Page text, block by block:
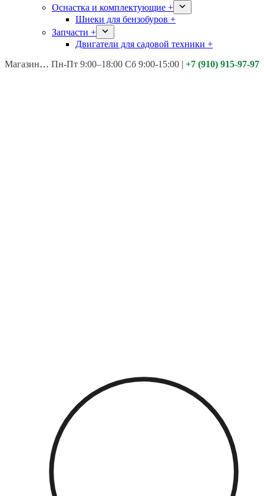
Оснастка и комплектующие +
Шнеки для бензобуров +
Запчасти +
Двигатели для садовой техники +
Магазины: Калуга ул. Московская д.113
Пн-Пт 9:00–18:00 Сб 9:00-15:00 | +7 (910) 915-97-97